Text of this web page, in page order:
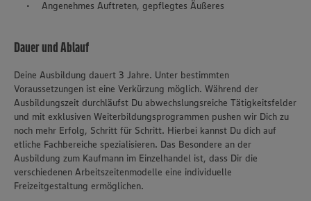
Angenehmes Auftreten, gepflegtes Äußeres
Dauer und Ablauf
Deine Ausbildung dauert 3 Jahre. Unter bestimmten
Voraussetzungen ist eine Verkürzung möglich. Während der
Ausbildungszeit durchläufst Du abwechslungsreiche Tätigkeitsfelder
und mit exklusiven Weiterbildungsprogrammen pushen wir Dich zu
noch mehr Erfolg, Schritt für Schritt. Hierbei kannst Du dich auf
etliche Fachbereiche spezialisieren. Das Besondere an der
Ausbildung zum Kaufmann im Einzelhandel ist, dass Dir die
verschiedenen Arbeitszeitenmodelle eine individuelle
Freizeitgestaltung ermöglichen.